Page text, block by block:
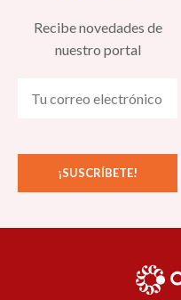
Recibe novedades de
nuestro portal